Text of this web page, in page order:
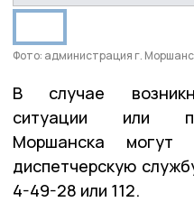
Фото: администрация г.
В случае
ситуации или
Моршанска могут
диспетчерскую
4-49-28 или 112.